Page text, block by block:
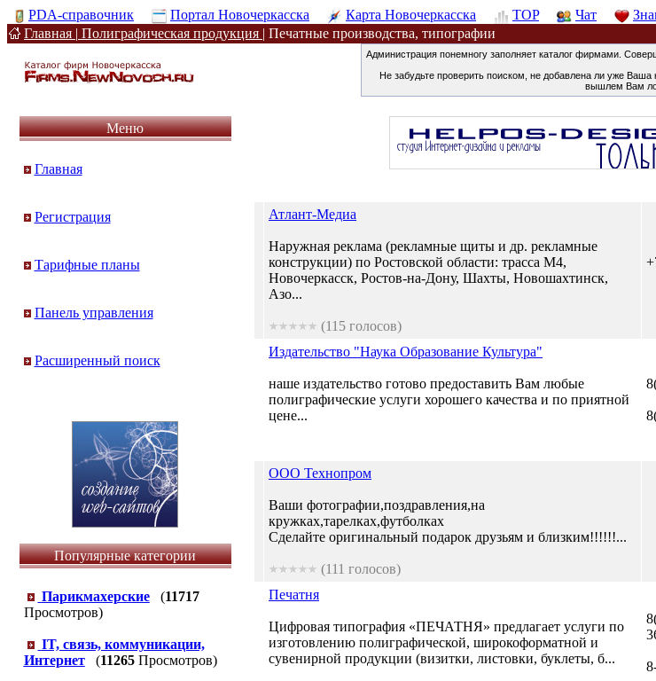
PDA-справочник Портал Новочеркасска Карта Новочеркасска TOP Чат
Главная | Полиграфическая продукция | Печатные производства, типографии
Администрация понемногу заполняет каталог фирмами.
Не забудьте проверить поиском, не добавлена ли уже
вышлем Вам
Меню
Главная
Регистрация
Тарифные планы
Панель управления
Расширенный поиск
Популярные категории
Парикмахерские (11717
Просмотров)
IT, связь, коммуникации,
Интернет
(11265Просмотров)
Атлант-Медиа
Наружная реклама (рекламные щиты и др. рекламные
конструкции) по Ростовской области: трасса М4,
Новочеркасск, Ростов-на-Дону, Шахты, Новошахтинск,
Азо...
(115 голосов)
Издательство "Наука Образование Культура"
наше издательство готово предоставить Вам любые
полиграфические услуги хорошего качества и по приятной
цене...
ООО Технопром
Ваши фотографии,поздравления,на
кружках,тарелках,футболках
Сделайте оригинальный подарок друзьям и близким!!!!!!...
(111 голосов)
Печатня
Цифровая типография «ПЕЧАТНЯ» предлагает услуги по
изготовлению полиграфической, широкоформатной и
сувенирной продукции (визитки, листовки, буклеты, б...